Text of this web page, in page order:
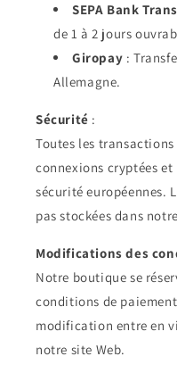
SEPA Bank
de 1 à 2 jours
Giropay :
Allemagne.
Sécurité :
Toutes les
connexions cryptées
sécurité européennes.
pas stockées dans
Modifications des
Notre boutique se
conditions de
modification entre en
notre site Web.